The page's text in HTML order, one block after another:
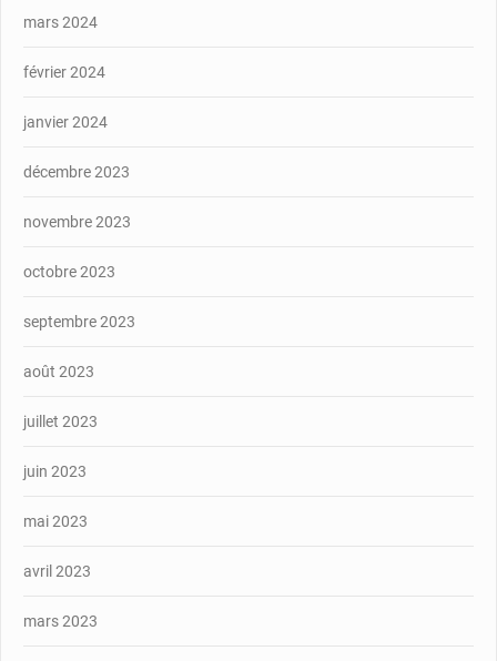
mars 2024
février 2024
janvier 2024
décembre 2023
novembre 2023
octobre 2023
septembre 2023
août 2023
juillet 2023
juin 2023
mai 2023
avril 2023
mars 2023